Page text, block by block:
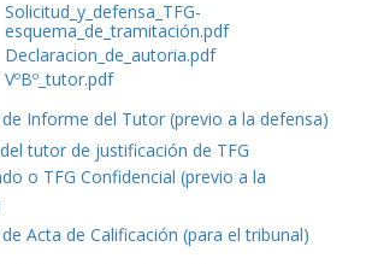
Solicitud_y_defensa_TFG-
esquema_de_tramitación.pdf
Declaracion_de_autoria.pdf
VºBº_tutor.pdf
Informe del Tutor (previo a la defensa)
tutor de justificación de TFG
o TFG Confidencial (previo a la
Acta de Calificación (para el tribunal)